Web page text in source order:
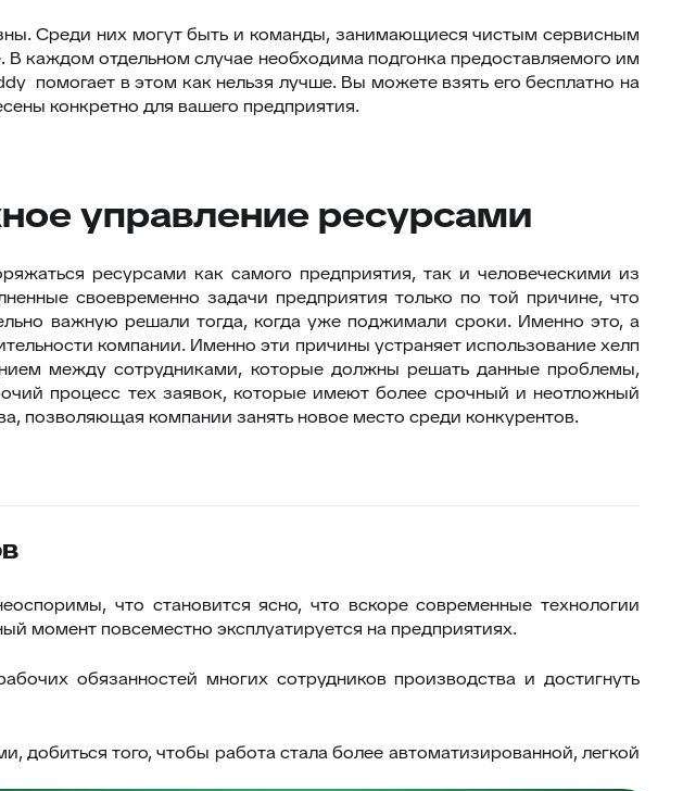
Среди них могут быть и команды, занимающиеся чистым сервисным
каждом отдельном случае необходима подгонка предоставляемого им
помогает в этом как нельзя лучше. Вы можете взять его бесплатно на
конкретно для вашего предприятия.
управление ресурсами
ресурсами как самого предприятия, так и человеческими из
своевременно задачи предприятия только по той причине, что
важную решали тогда, когда уже поджимали сроки. Именно это, а
компании. Именно эти причины устраняет использование хелп
между сотрудниками, которые должны решать данные проблемы,
процесс тех заявок, которые имеют более срочный и неотложный
позволяющая компании занять новое место среди конкурентов.
что становится ясно, что вскоре современные технологии
момент повсеместно эксплуатируется на предприятиях.
обязанностей многих сотрудников производства и достигнуть
того, чтобы работа стала более автоматизированной, легкой